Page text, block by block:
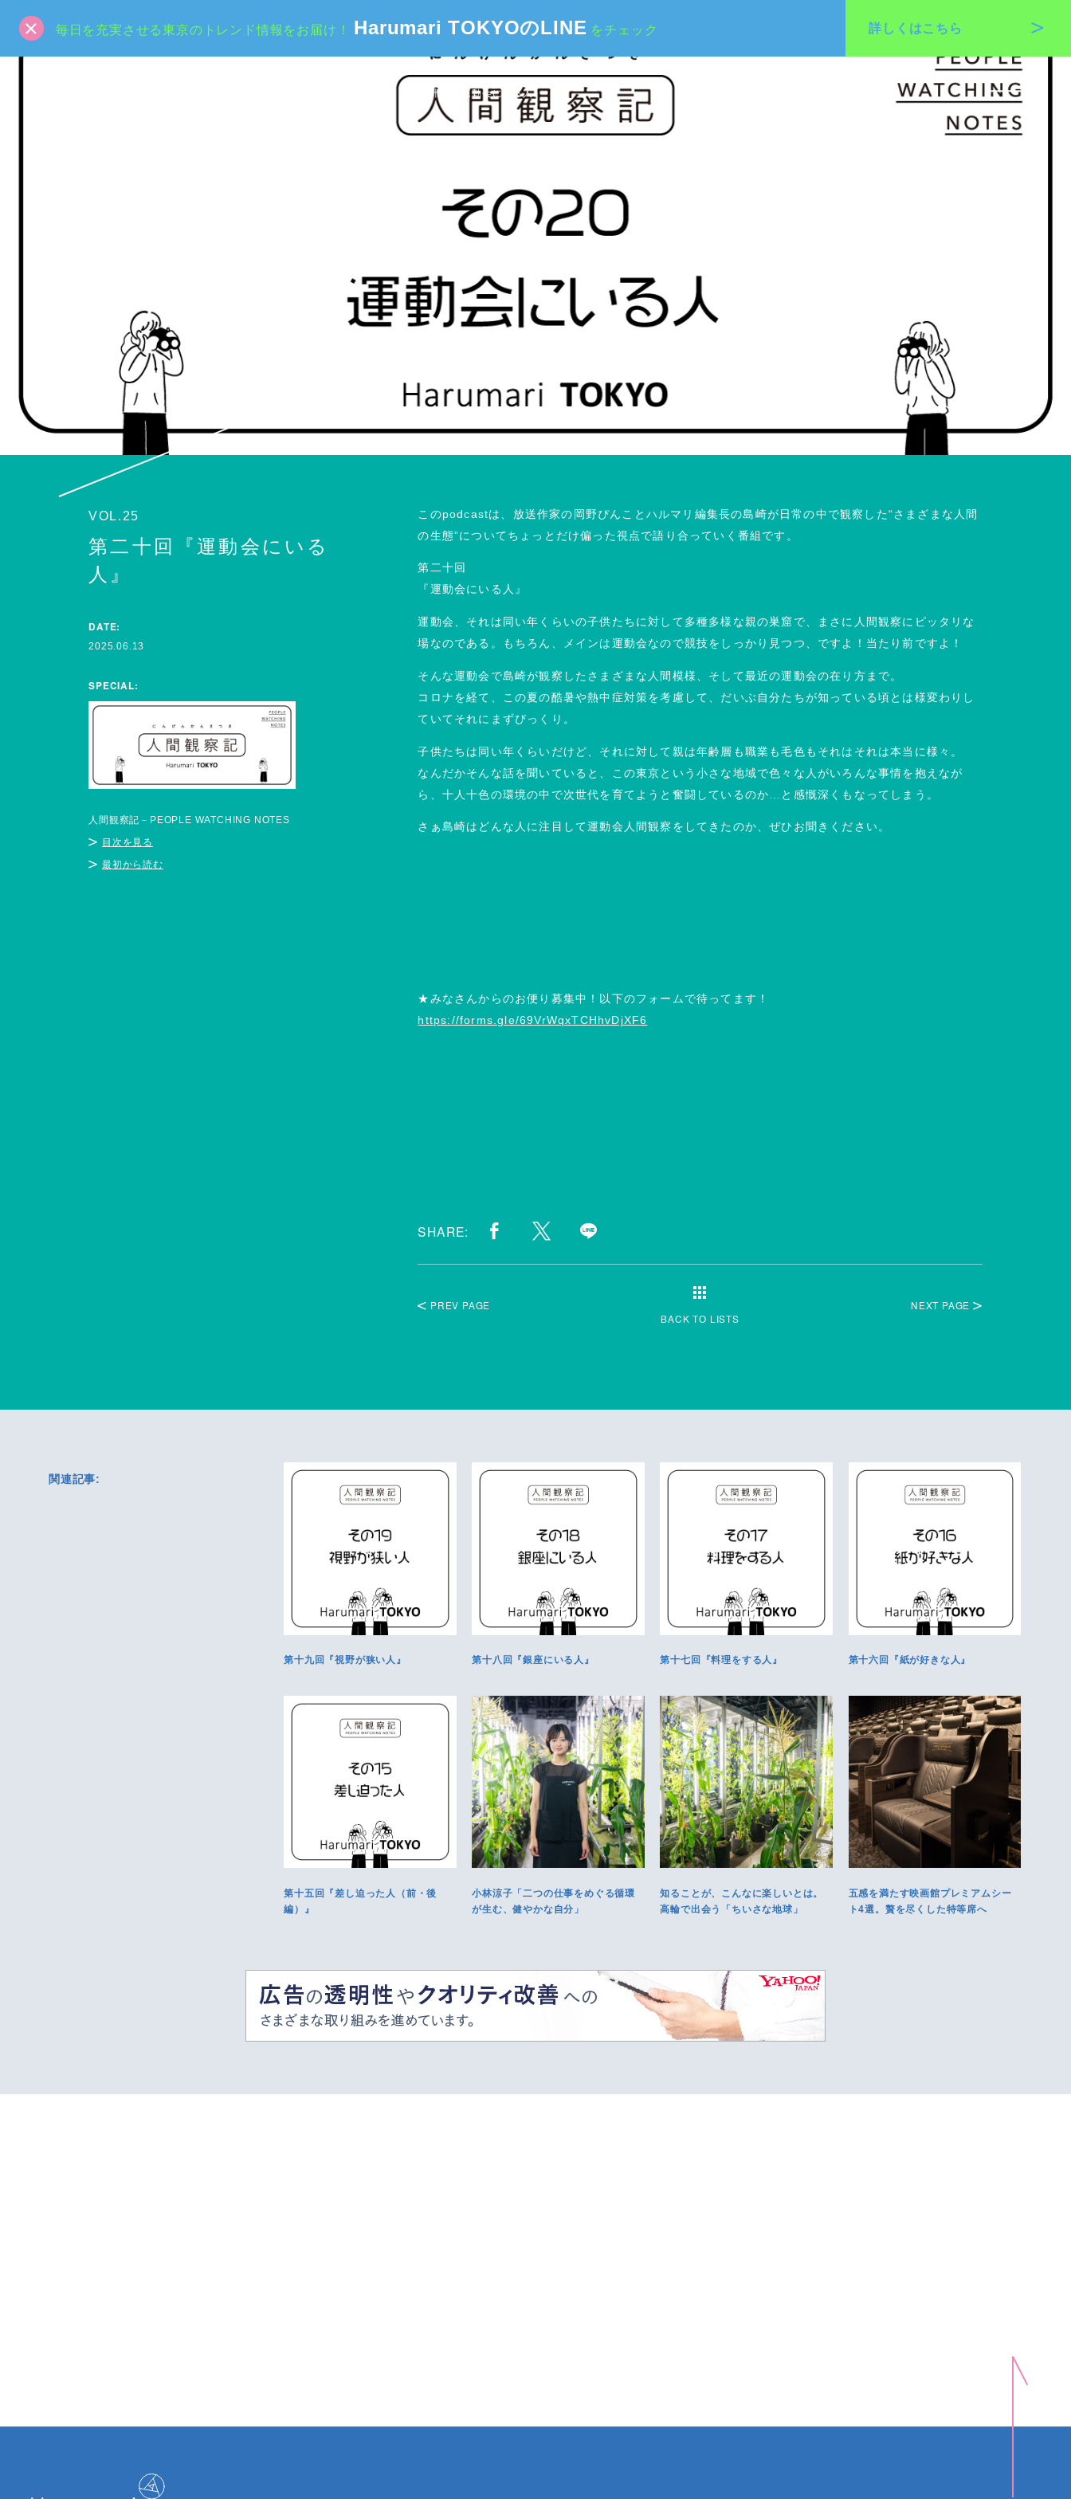
毎日を充実させる東京のトレンド情報をお届け！ Harumari TOKYOのLINE をチェック 詳しくはこちら
第二十回『運動会にいる人』
VOL.25
第二十回『運動会にいる
人』
DATE:
2025.06.13
SPECIAL:
人間観察記－PEOPLE WATCHING NOTES
目次を見る
最初から読む
このpodcastは、放送作家の岡野ぴんことハルマリ編集長の島崎が日常の中で観察した“さまざまな人間
の生態”についてちょっとだけ偏った視点で語り合っていく番組です。
第二十回
『運動会にいる人』
運動会、それは同い年くらいの子供たちに対して多種多様な親の巣窟で、まさに人間観察にピッタリな
場なのである。もちろん、メインは運動会なので競技をしっかり見つつ、ですよ！当たり前ですよ！
そんな運動会で島崎が観察したさまざまな人間模様、そして最近の運動会の在り方まで。
コロナを経て、この夏の酷暑や熱中症対策を考慮して、だいぶ自分たちが知っている頃とは様変わりし
ていてそれにまずびっくり。
子供たちは同い年くらいだけど、それに対して親は年齢層も職業も毛色もそれはそれは本当に様々。
なんだかそんな話を聞いていると、この東京という小さな地域で色々な人がいろんな事情を抱えなが
ら、十人十色の環境の中で次世代を育てようと奮闘しているのか…と感慨深くもなってしまう。
さぁ島崎はどんな人に注目して運動会人間観察をしてきたのか、ぜひお聞きください。
★みなさんからのお便り募集中！以下のフォームで待ってます！
https://forms.gle/69VrWqxTCHhvDjXF6
SHARE:
BACK TO LISTS
PREV PAGE NEXT PAGE
関連記事:
第十九回『視野が狭い人』 第十八回『銀座にいる人』 第十七回『料理をする人』 第十六回『紙が好きな人』
第十五回『差し迫った人（前・後
編）』
小林涼子「二つの仕事をめぐる循環
が生む、健やかな自分」
知ることが、こんなに楽しいとは。
高輪で出会う「ちいさな地球」
五感を満たす映画館プレミアムシー
ト4選。贅を尽くした特等席へ